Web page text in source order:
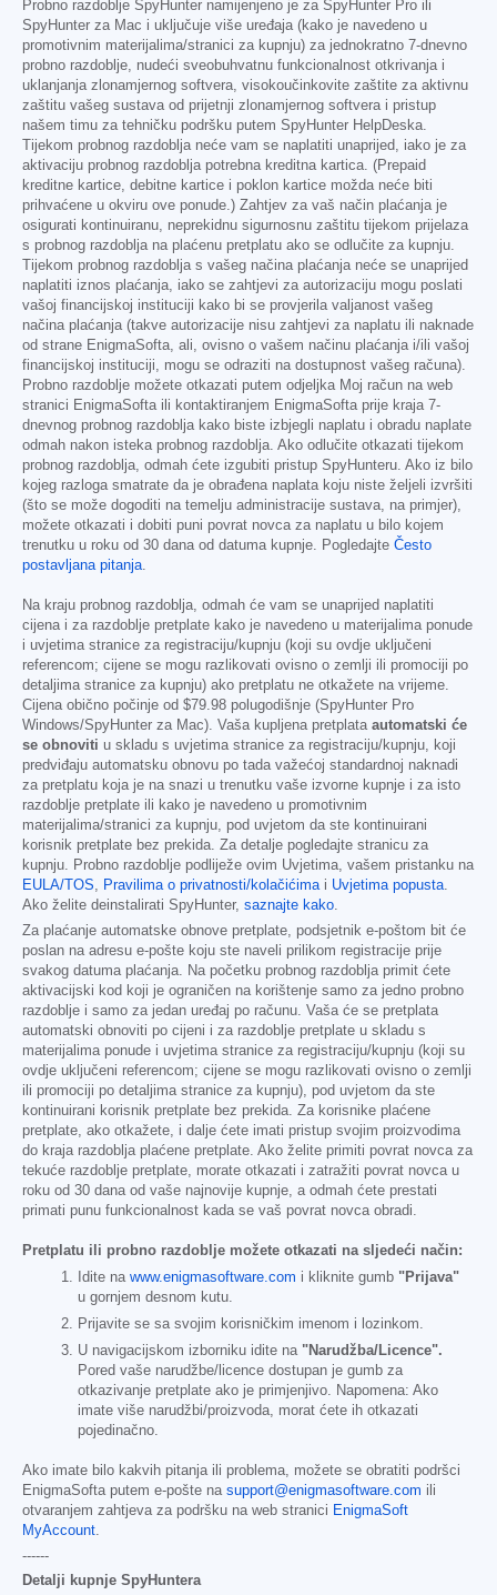
Probno razdoblje SpyHunter namijenjeno je za SpyHunter Pro ili
SpyHunter za Mac i uključuje više uređaja (kako je navedeno u
promotivnim materijalima/stranici za kupnju) za jednokratno 7-dnevno
probno razdoblje, nudeći sveobuhvatnu funkcionalnost otkrivanja i
uklanjanja zlonamjernog softvera, visokoučinkovite zaštite za aktivnu
zaštitu vašeg sustava od prijetnji zlonamjernog softvera i pristup
našem timu za tehničku podršku putem SpyHunter HelpDeska.
Tijekom probnog razdoblja neće vam se naplatiti unaprijed, iako je za
aktivaciju probnog razdoblja potrebna kreditna kartica. (Prepaid
kreditne kartice, debitne kartice i poklon kartice možda neće biti
prihvaćene u okviru ove ponude.) Zahtjev za vaš način plaćanja je
osigurati kontinuiranu, neprekidnu sigurnosnu zaštitu tijekom prijelaza
s probnog razdoblja na plaćenu pretplatu ako se odlučite za kupnju.
Tijekom probnog razdoblja s vašeg načina plaćanja neće se unaprijed
naplatiti iznos plaćanja, iako se zahtjevi za autorizaciju mogu poslati
vašoj financijskoj instituciji kako bi se provjerila valjanost vašeg
načina plaćanja (takve autorizacije nisu zahtjevi za naplatu ili naknade
od strane EnigmaSofta, ali, ovisno o vašem načinu plaćanja i/ili vašoj
financijskoj instituciji, mogu se odraziti na dostupnost vašeg računa).
Probno razdoblje možete otkazati putem odjeljka Moj račun na web
stranici EnigmaSofta ili kontaktiranjem EnigmaSofta prije kraja 7-
dnevnog probnog razdoblja kako biste izbjegli naplatu i obradu naplate
odmah nakon isteka probnog razdoblja. Ako odlučite otkazati tijekom
probnog razdoblja, odmah ćete izgubiti pristup SpyHunteru. Ako iz bilo
kojeg razloga smatrate da je obrađena naplata koju niste željeli izvršiti
(što se može dogoditi na temelju administracije sustava, na primjer),
možete otkazati i dobiti puni povrat novca za naplatu u bilo kojem
trenutku u roku od 30 dana od datuma kupnje. Pogledajte Često
postavljana pitanja
Na kraju probnog razdoblja, odmah će vam se unaprijed naplatiti
cijena i za razdoblje pretplate kako je navedeno u materijalima ponude
i uvjetima stranice za registraciju/kupnju (koji su ovdje uključeni
referencom; cijene se mogu razlikovati ovisno o zemlji ili promociji po
detaljima stranice za kupnju) ako pretplatu ne otkažete na vrijeme.
Cijena obično počinje od $79.98 polugodišnje (SpyHunter Pro
Windows/SpyHunter za Mac). Vaša kupljena pretplata automatski će
se obnoviti u skladu s uvjetima stranice za registraciju/kupnju, koji
predviđaju automatsku obnovu po tada važećoj standardnoj naknadi
za pretplatu koja je na snazi u trenutku vaše izvorne kupnje i za isto
razdoblje pretplate ili kako je navedeno u promotivnim
materijalima/stranici za kupnju, pod uvjetom da ste kontinuirani
korisnik pretplate bez prekida. Za detalje pogledajte stranicu za
kupnju. Probno razdoblje podliježe ovim Uvjetima, vašem pristanku na
EULA/TOS
Pravilima o privatnosti/kolačićima i Uvjetima popusta
Ako želite deinstalirati SpyHunter, saznajte kako
Za plaćanje automatske obnove pretplate, podsjetnik e-poštom bit će
poslan na adresu e-pošte koju ste naveli prilikom registracije prije
svakog datuma plaćanja. Na početku probnog razdoblja primit ćete
aktivacijski kod koji je ograničen na korištenje samo za jedno probno
razdoblje i samo za jedan uređaj po računu. Vaša će se pretplata
automatski obnoviti po cijeni i za razdoblje pretplate u skladu s
materijalima ponude i uvjetima stranice za registraciju/kupnju (koji su
ovdje uključeni referencom; cijene se mogu razlikovati ovisno o zemlji
ili promociji po detaljima stranice za kupnju), pod uvjetom da ste
kontinuirani korisnik pretplate bez prekida. Za korisnike plaćene
pretplate, ako otkažete, i dalje ćete imati pristup svojim proizvodima
do kraja razdoblja plaćene pretplate. Ako želite primiti povrat novca za
tekuće razdoblje pretplate, morate otkazati i zatražiti povrat novca u
roku od 30 dana od vaše najnovije kupnje, a odmah ćete prestati
primati punu funkcionalnost kada se vaš povrat novca obradi.
Pretplatu ili probno razdoblje možete otkazati na sljedeći način:
Idite na www.enigmasoftware.com i kliknite gumb "Prijava"
u gornjem desnom kutu.
Prijavite se sa svojim korisničkim imenom i lozinkom.
U navigacijskom izborniku idite na "Narudžba/Licence".
Pored vaše narudžbe/licence dostupan je gumb za
otkazivanje pretplate ako je primjenjivo. Napomena: Ako
imate više narudžbi/proizvoda, morat ćete ih otkazati
pojedinačno.
Ako imate bilo kakvih pitanja ili problema, možete se obratiti podršci
EnigmaSofta putem e-pošte na support@enigmasoftware.com ili
otvaranjem zahtjeva za podršku na web stranici EnigmaSoft
MyAccount.
------
Detalji kupnje SpyHuntera